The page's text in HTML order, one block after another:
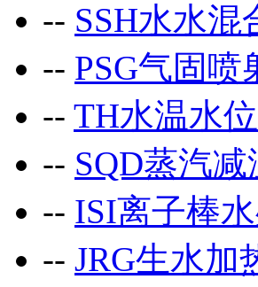
-- SSH水水混
-- PSG气固喷
-- TH水温水
-- SQD蒸汽减
-- ISI离子棒
-- JRG生水加